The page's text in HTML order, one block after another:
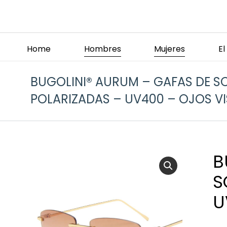
Home Hombres Mujeres
BUGOLINI® AURUM – GAFAS DE
POLARIZADAS – UV400 – OJOS